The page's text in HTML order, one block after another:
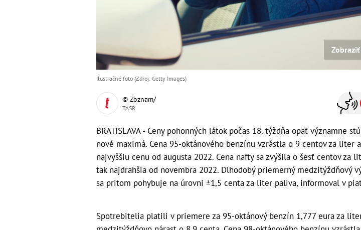
Ilustračné foto (Zdroj: Getty Images)
© Zoznam/
TASR
BRATISLAVA - Ceny pohonných látok počas 18. týždňa opäť významne
nové maximá. Cena 95-oktánového benzínu vzrástla o 9 centov za liter
najvyššiu cenu od augusta 2022. Cena nafty sa zvýšila o šesť centov za
tak najdrahšia od novembra 2022. Dlhodobý priemerný medzitýždňový
sa pritom pohybuje na úrovni ±1,5 centa za liter paliva, informoval v
Spotrebitelia platili v priemere za 95-oktánový benzín 1,777 eura za